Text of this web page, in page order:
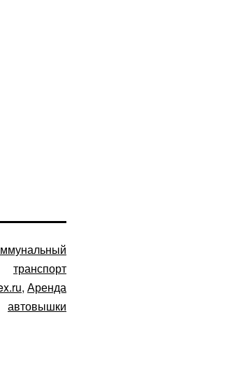
транспорт
, Аренда
автовышки